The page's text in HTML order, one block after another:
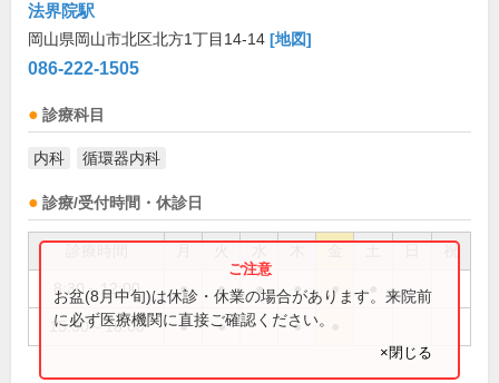
法界院駅
岡山県岡山市北区北方1丁目14-14 [地図]
086-222-1505
診療科目
内科 循環器内科
診療/受付時間・休診日
祝
8:30～12:00 ● ● ● ● ●
15:30～18:00 ● ● ●
お盆(8月中旬)は休診・休業の場合があります。来院前
に必ず医療機関に直接ご確認ください。
×閉じる